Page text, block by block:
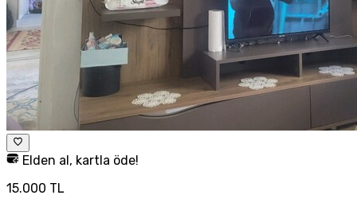
Elden al, kartla öde!
15.000 TL